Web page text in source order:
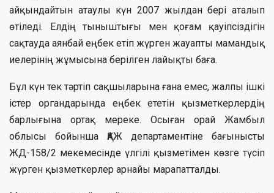
айқындайтын атаулы күн 2007 жылдан бері аталып
өтіледі. Елдің тыныштығы мен қоғам қауіпсіздігін
сақтауда аянбай еңбек етіп жүрген жауапты мамандық
иелерінің жұмысына берілген лайықты баға.
Бұл күн тек тәртіп сақшыларына ғана емес, жалпы ішкі
істер органдарында еңбек ететін қызметкерлердің
барлығына ортақ мереке. Осыған орай Жамбыл
облысы бойынша ҚАЖ департаментіне бағынысты
ЖД-158/2 мекемесінде үлгілі қызметімен көзге түсіп
жүрген қызметкерлер арнайы марапатталды.